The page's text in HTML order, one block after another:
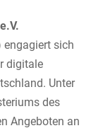
engagiert sich
digitale
Unter
des
Angeboten an